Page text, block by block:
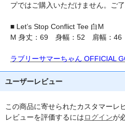
プではご購入いただけません。ご了
■ Let’s Stop Conflict Tee 白M
M 身丈：69 身幅：52 肩幅：
ラブリーサマーちゃん OFFICIAL
ユーザーレビュー
この商品に寄せられたカスタマーレ
レビューを評価するにはログインが